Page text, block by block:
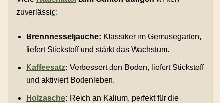
zuverlässig:
Brennnesseljauche: Klassiker im Gemüsegarten,
liefert Stickstoff und stärkt das Wachstum.
Kaffeesatz: Verbessert den Boden, liefert Stickstoff
und aktiviert Bodenleben.
Holzasche: Reich an Kalium, perfekt für die